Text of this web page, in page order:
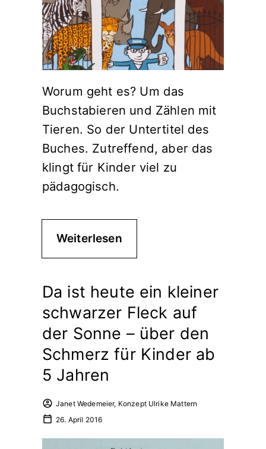
Worum geht es? Um das
Buchstabieren und Zählen mit
Tieren. So der Untertitel des
Buches. Zutreffend, aber das
klingt für Kinder viel zu
pädagogisch.
Weiterlesen
Da ist heute ein kleiner
schwarzer Fleck auf
der Sonne – über den
Schmerz für Kinder ab
5 Jahren
Janet Wedemeier, Konzept Ulrike Mattern
26. April 2016